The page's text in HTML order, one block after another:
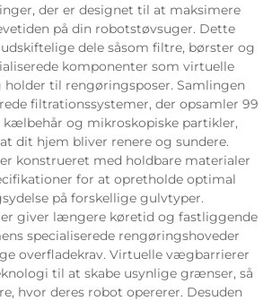
der er designet til at maksimere
på din robotstøvsuger. Dette
dele såsom filtre, børster og
komponenter som virtuelle
til rengøringsposer. Samlingen
filtrationssystemer, der opsamler 99
kælbehår og mikroskopiske partikler,
dit hjem bliver renere og sundere.
konstrueret med holdbare materialer
for at opretholde optimal
på forskellige gulvtyper.
giver længere køretid og fastliggende
specialiserede rengøringshoveder
overfladekrav. Virtuelle vægbarrierer
til at skabe usynlige grænser, så
hvor deres robot opererer. Desuden